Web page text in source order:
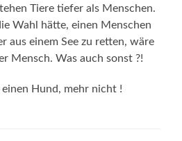
Tiere tiefer als Menschen.
Wahl hätte, einen Menschen
aus einem See zu retten, wäre
Mensch. Was auch sonst ?!
einen Hund, mehr nicht !